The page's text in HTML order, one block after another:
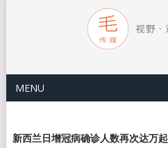
MENU
新西兰日增冠病确诊人数再次达万起